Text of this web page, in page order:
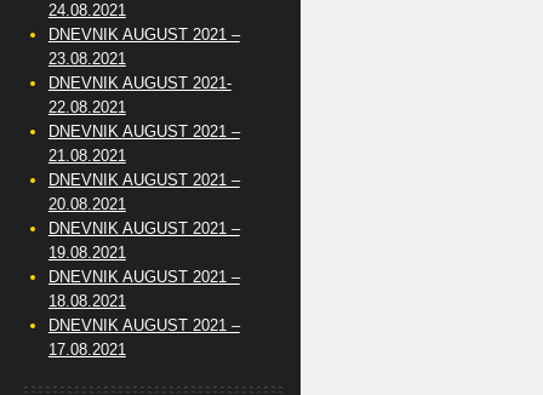
24.08.2021
DNEVNIK AUGUST 2021 –
23.08.2021
DNEVNIK AUGUST 2021-
22.08.2021
DNEVNIK AUGUST 2021 –
21.08.2021
DNEVNIK AUGUST 2021 –
20.08.2021
DNEVNIK AUGUST 2021 –
19.08.2021
DNEVNIK AUGUST 2021 –
18.08.2021
DNEVNIK AUGUST 2021 –
17.08.2021